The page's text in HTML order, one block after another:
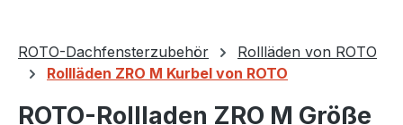
ROTO-Dachfensterzubehör
Rollläden von ROTO
Rollläden ZRO M Kurbel von ROTO
ROTO-Rollladen ZRO M Größe